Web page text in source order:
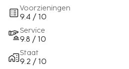
Voorzieningen
9.4 / 10
Service
9.8 / 10
Staat
9.2 / 10